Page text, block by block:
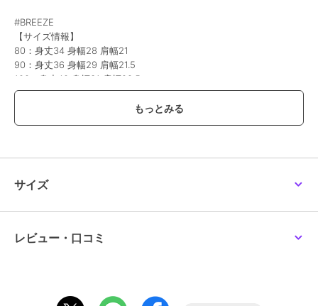
#BREEZE
【サイズ情報】
80：身丈34 身幅28 肩幅21
90：身丈36 身幅29 肩幅21.5
100：身丈40 身幅31 肩幅22.5
110：身丈43 身幅33 肩幅24
120：身丈46 身幅35 肩幅25.5
130：身丈49 身幅37 肩幅27
ブランド
サイズ
レビュー・口コミ